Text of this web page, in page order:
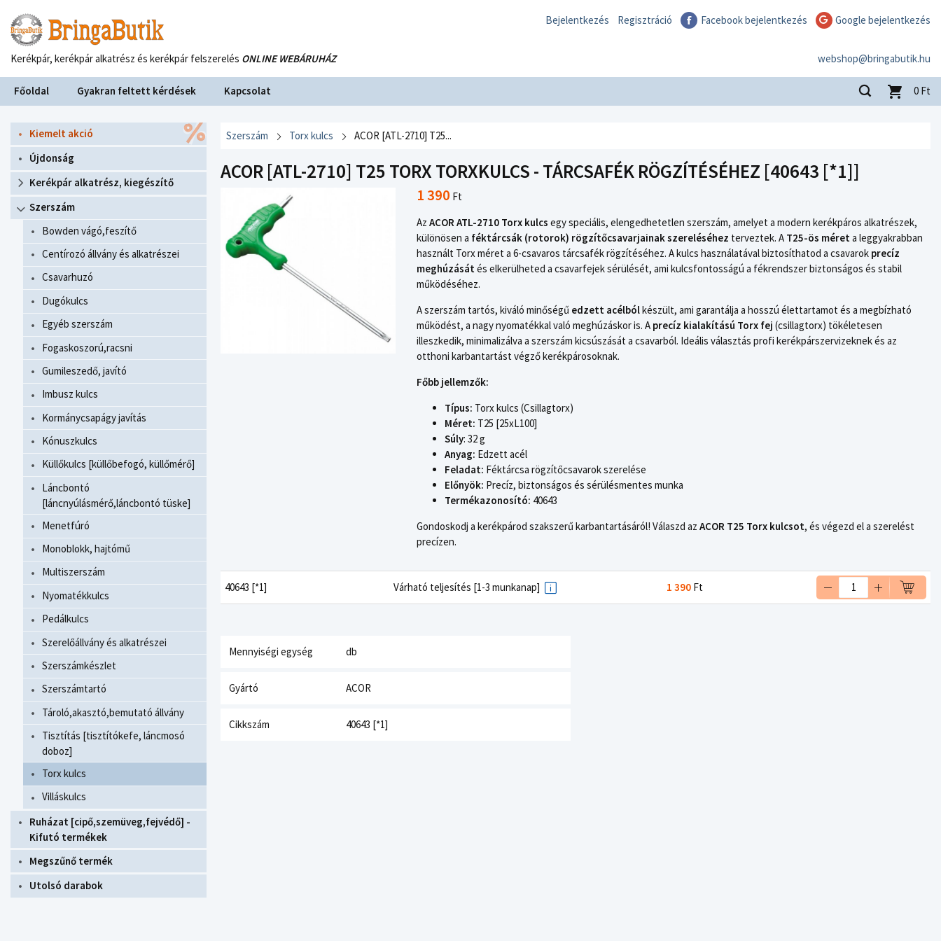
Bejelentkezés Regisztráció Facebook bejelentkezés Google bejelentkezés
webshop@bringabutik.hu
Kerékpár, kerékpár alkatrész és kerékpár felszerelés ONLINE WEBÁRUHÁZ
Főoldal Gyakran feltett kérdések Kapcsolat 0 Ft
Kiemelt akció
Újdonság
Kerékpár alkatrész, kiegészítő
Szerszám
Bowden vágó,feszítő
Centírozó állvány és alkatrészei
Csavarhuzó
Dugókulcs
Egyéb szerszám
Fogaskoszorú,racsni
Gumileszedő, javító
Imbusz kulcs
Kormánycsapágy javítás
Kónuszkulcs
Küllőkulcs [küllőbefogó, küllőmérő]
Láncbontó
[láncnyúlásmérő,láncbontó tüske]
Menetfúró
Monoblokk, hajtómű
Multiszerszám
Nyomatékkulcs
Pedálkulcs
Szerelőállvány és alkatrészei
Szerszámkészlet
Szerszámtartó
Tároló,akasztó,bemutató állvány
Tisztítás [tisztítókefe, láncmosó
doboz]
Torx kulcs
Villáskulcs
Ruházat [cipő,szemüveg,fejvédő] -
Kifutó termékek
Megszűnő termék
Utolsó darabok
Szerszám Torx kulcs ACOR [ATL-2710] T25...
ACOR [ATL-2710] T25 TORX TORXKULCS - TÁRCSAFÉK RÖGZÍTÉSÉHEZ [40643 [*1]]
1 390 Ft
Az ACOR ATL-2710 Torx kulcs egy speciális, elengedhetetlen szerszám, amelyet a modern kerékpáros alkatrészek,
különösen a féktárcsák (rotorok) rögzítőcsavarjainak szereléséhez terveztek. A T25-ös méreta leggyakrabban
használt Torx méret a 6-csavaros tárcsafék rögzítéséhez. A kulcs használatával biztosíthatod a csavarok precíz
meghúzásátés elkerülheted a csavarfejek sérülését, ami kulcsfontosságú a fékrendszer biztonságos és stabil
működéséhez.
A szerszám tartós, kiváló minőségű edzett acélbólkészült, ami garantálja a hosszú élettartamot és a megbízható
működést, a nagy nyomatékkal való meghúzáskor is. A precíz kialakítású Torx fej (csillagtorx) tökéletesen
illeszkedik, minimalizálva a szerszám kicsúszását a csavarból. Ideális választás profi kerékpárszervizeknek és az
otthoni karbantartást végző kerékpárosoknak.
Főbb jellemzők:
Típus: Torx kulcs (Csillagtorx)
Méret: T25 [25xL100]
Súly: 32 g
Anyag: Edzett acél
Feladat: Féktárcsa rögzítőcsavarok szerelése
Előnyök: Precíz, biztonságos és sérülésmentes munka
Termékazonosító: 40643
Gondoskodj a kerékpárod szakszerű karbantartásáról! Válaszd az ACOR T25 Torx kulcsot, és végezd el a szerelést
precízen.
40643 [*1] Várható teljesítés [1-3 munkanap] 1 390 Ft
Mennyiségi egység db
Gyártó ACOR
Cikkszám 40643 [*1]